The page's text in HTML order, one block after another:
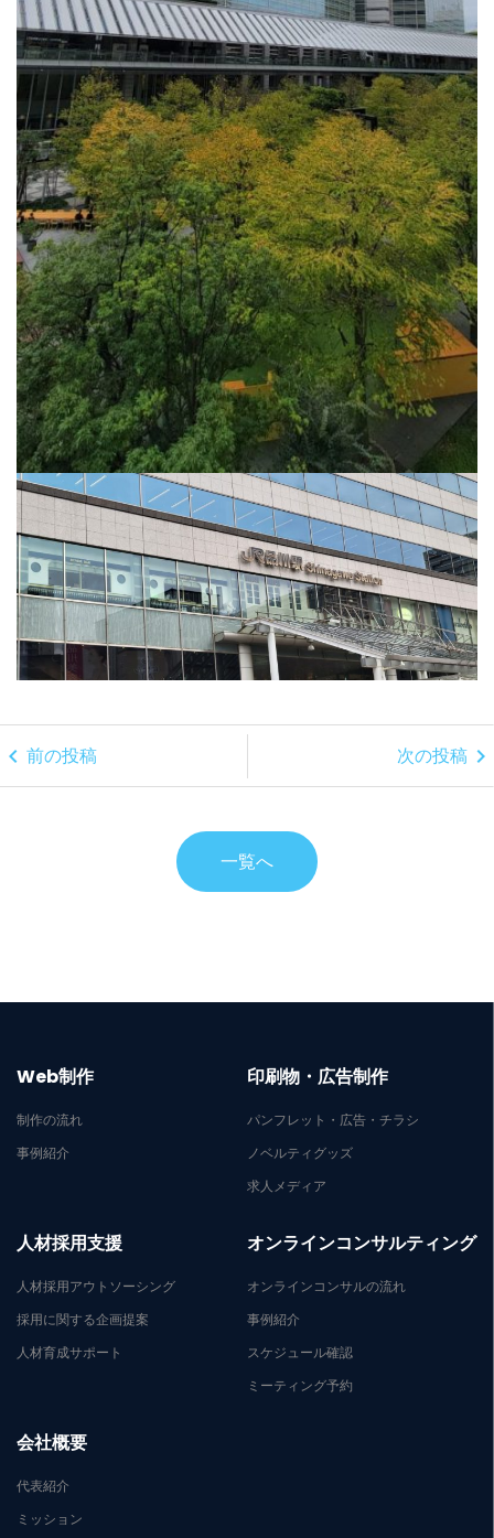
chevron_left 前の投稿 次の投稿 chevron_right
一覧へ
Web制作
制作の流れ
事例紹介
印刷物・広告制作
パンフレット・広告・チラシ
ノベルティグッズ
求人メディア
人材採用支援
人材採用アウトソーシング
採用に関する企画提案
人材育成サポート
オンラインコンサルティング
オンラインコンサルの流れ
事例紹介
スケジュール確認
ミーティング予約
会社概要
代表紹介
ミッション